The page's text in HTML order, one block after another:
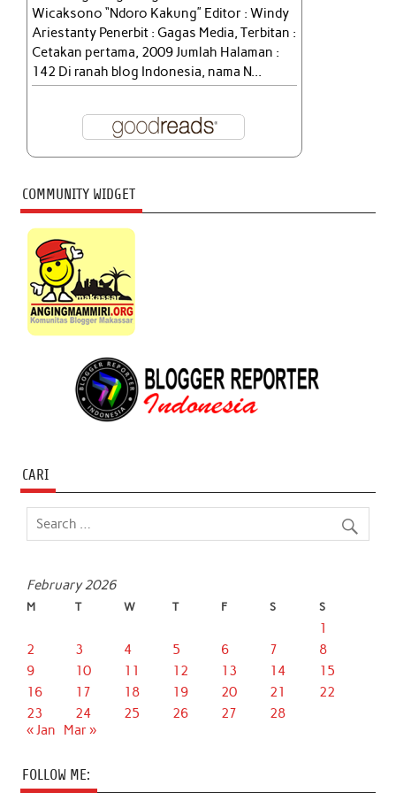
Wicaksono “Ndoro Kakung” Editor : Windy
Ariestanty Penerbit : Gagas Media, Terbitan :
Cetakan pertama, 2009 Jumlah Halaman :
142 Di ranah blog Indonesia, nama N...
COMMUNITY WIDGET
CARI
February 2026
M T W T F S S
1
2
3 4 5 6 7
8
9
10 11 12 13 14
15
16
17 18 19 20 21
22
23
24 25 26 27
28
« Jan
Mar »
FOLLOW ME: